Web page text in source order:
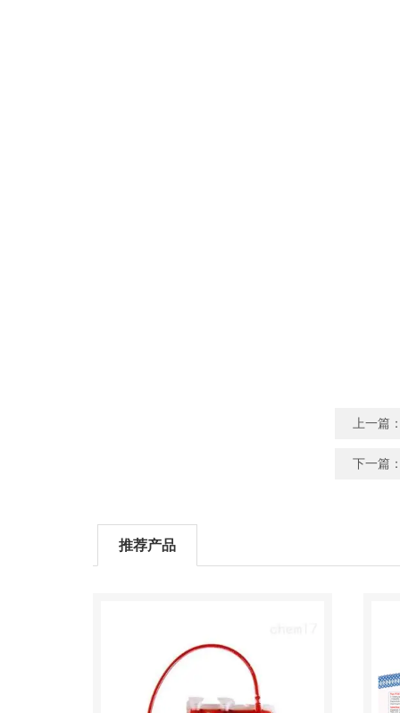
上一篇
下一篇
推荐产品